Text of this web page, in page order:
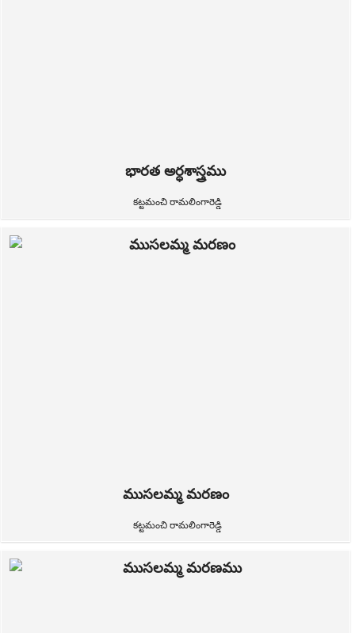
భారత అర్ధశాస్త్రము
కట్టమంచి రామలింగారెడ్డి
ముసలమ్మ మరణం
కట్టమంచి రామలింగారెడ్డి